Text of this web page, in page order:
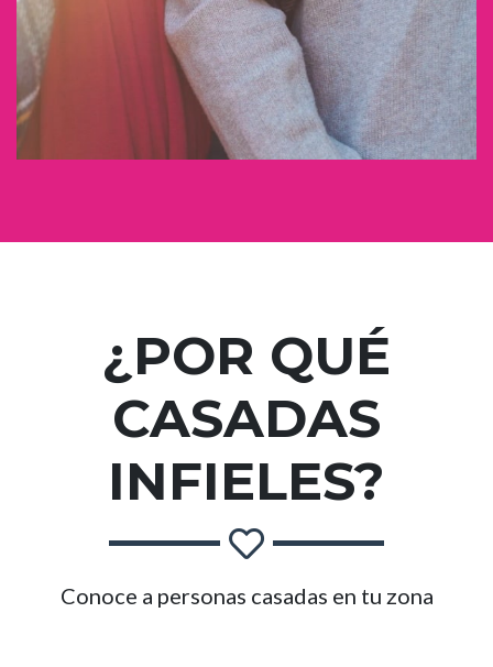
¿POR QUÉ
CASADAS
INFIELES?
Conoce a personas casadas en tu zona